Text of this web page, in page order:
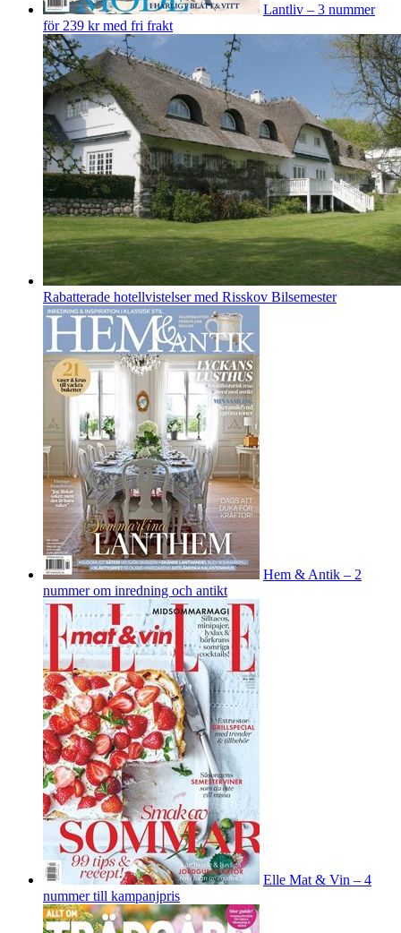
Lantliv – 3 nummer
för 239 kr med fri frakt
Rabatterade hotellvistelser med Risskov Bilsemester
Hem & Antik – 2
nummer om inredning och antikt
Elle Mat & Vin – 4
nummer till kampanjpris